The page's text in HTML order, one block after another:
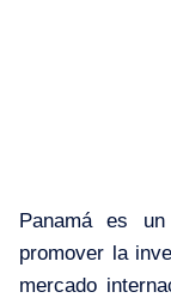
Panamá es
promover la
mercado